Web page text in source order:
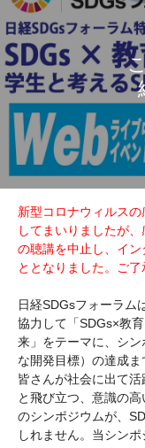
新型コロナウィルス
してまいりましたが
の聴講を中止し、イ
ととなりました。ご了
日経SDGsフォーラム
協力して「SDGs×教
来」をテーマに、シ
な開発目標）の達成
皆さんが社会に出て
と飛び立つ、意識の
のシンポジウムが、
しれません。当シン